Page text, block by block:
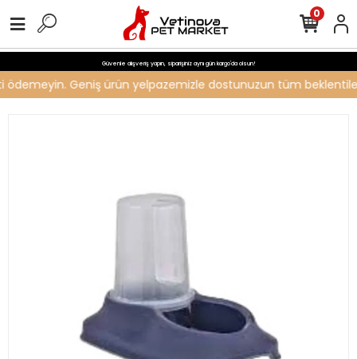
Güvenle alışveriş yapın, siparişiniz aynı gün kargo'da olsun!
Geniş ürün yelpazemizle dostunuzun tüm
0